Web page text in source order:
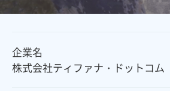
企業名
株式会社ティファナ・ドットコム